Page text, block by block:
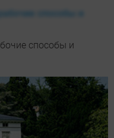
способы и